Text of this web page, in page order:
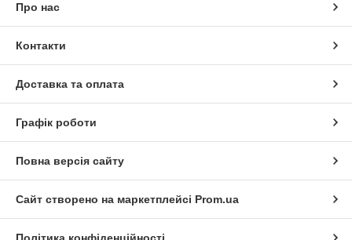
Про нас
Контакти
Доставка та оплата
Графік роботи
Повна версія сайту
Сайт створено на маркетплейсі Prom.ua